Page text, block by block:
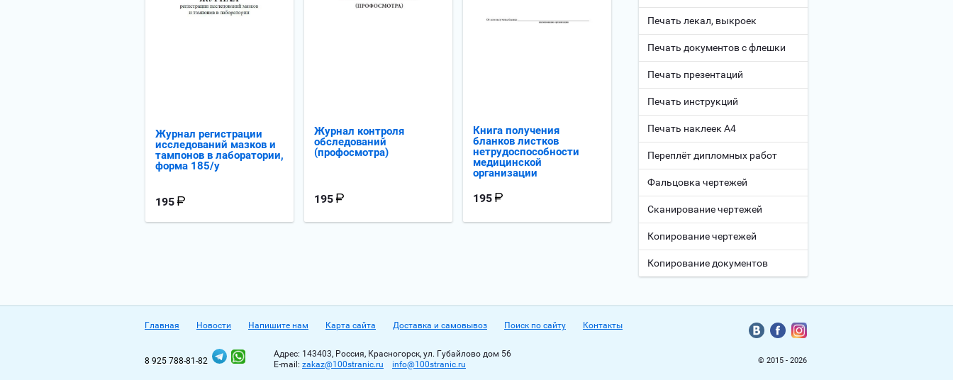
Журнал регистрации
исследований мазков и
тампонов в лаборатории,
форма 185/у
195
Журнал контроля
обследований
(профосмотра)
195
Книга получения
бланков листков
нетрудоспособности
медицинской
организации
195
Печать лекал, выкроек
Печать документов с флешки
Печать презентаций
Печать инструкций
Печать наклеек А4
Переплёт дипломных работ
Фальцовка чертежей
Сканирование чертежей
Копирование чертежей
Копирование документов
Главная Новости Напишите нам Карта сайта Доставка и самовывоз Поиск по сайту Контакты
8 925 788-81-82
Адрес: 143403, Россия, Красногорск, ул. Губайлово дом 56
Е-mail: zakaz@100stranic.ru info@100stranic.ru © 2015 - 2026